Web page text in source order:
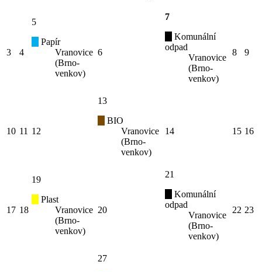
3 4
5
Papír
Vranovice
(Brno-
venkov)
6
7
Komunální
odpad
Vranovice
(Brno-
venkov)
8 9
10 11 12
13
BIO
Vranovice
(Brno-
venkov)
14 15 16
17 18
19
Plast
Vranovice
(Brno-
venkov)
20
21
Komunální
odpad
Vranovice
(Brno-
venkov)
22 23
27